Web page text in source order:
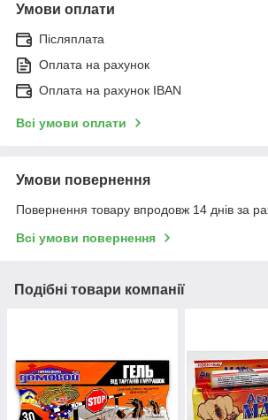
Умови оплати
Післяплата
Оплата на рахунок
Оплата на рахунок IBAN
Всі умови оплати
Умови повернення
Повернення товару впродовж 14 днів за
Всі умови повернення
Подібні товари компанії